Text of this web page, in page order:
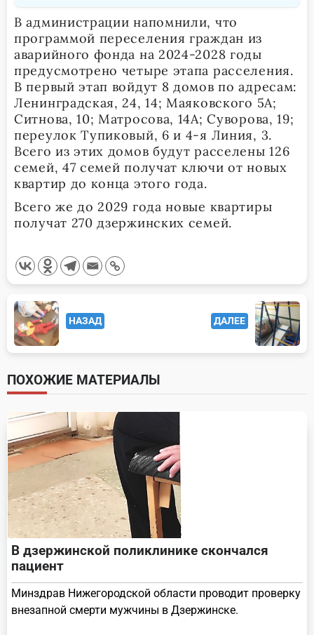
В администрации напомнили, что
программой переселения граждан из
аварийного фонда на 2024-2028 годы
предусмотрено четыре этапа расселения.
В первый этап войдут 8 домов по адресам:
Ленинградская, 24, 14; Маяковского 5А;
Ситнова, 10; Матросова, 14А; Суворова, 19;
переулок Тупиковый, 6 и 4-я Линия, 3.
Всего из этих домов будут расселены 126
семей, 47 семей получат ключи от новых
квартир до конца этого года.
Всего же до 2029 года новые квартиры
получат 270 дзержинских семей.
<span
class="nav-
subtitle
screen-
reader-
text">Page</span>
НАЗАД ДАЛЕЕ
ПОХОЖИЕ МАТЕРИАЛЫ
В дзержинской поликлинике скончался
пациент
Минздрав Нижегородской области проводит проверку
внезапной смерти мужчины в Дзержинске.